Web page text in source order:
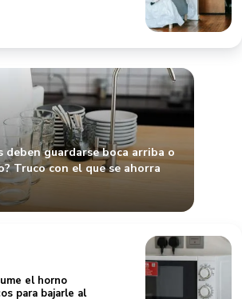
deben guardarse boca arriba o
Truco con el que se ahorra
para bajarle al